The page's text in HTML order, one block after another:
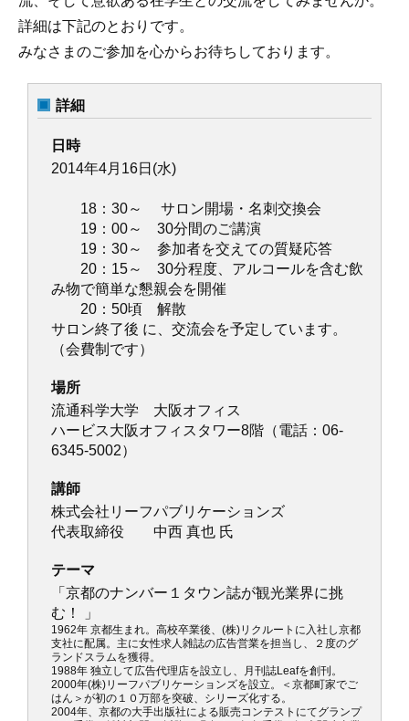
詳細は下記のとおりです。
みなさまのご参加を心からお待ちしております。
詳細
日時
2014年4月16日(水)
18：30～ サロン開場・名刺交換会
19：00～ 30分間のご講演
19：30～ 参加者を交えての質疑応答
20：15～ 30分程度、アルコールを含む飲
み物で簡単な懇親会を開催
20：50頃 解散
サロン終了後 に、交流会を予定しています。
（会費制です）
場所
流通科学大学 大阪オフィス
ハービス大阪オフィスタワー8階（電話：06-
6345-5002）
講師
株式会社リーフパブリケーションズ
代表取締役 中西 真也 氏
テーマ
「京都のナンバー１タウン誌が観光業界に挑
む！ 」
1962年 京都生まれ。高校卒業後、(株)リクルートに入社し京都
支社に配属。主に女性求人雑誌の広告営業を担当し、２度のグ
ランドスラムを獲得。
1988年 独立して広告代理店を設立し、月刊誌Leafを創刊。
2000年(株)リーフパブリケーションズを設立。＜京都町家でご
はん＞が初の１０万部を突破、シリーズ化する。
2004年、京都の大手出版社による販売コンテストにてグランプ